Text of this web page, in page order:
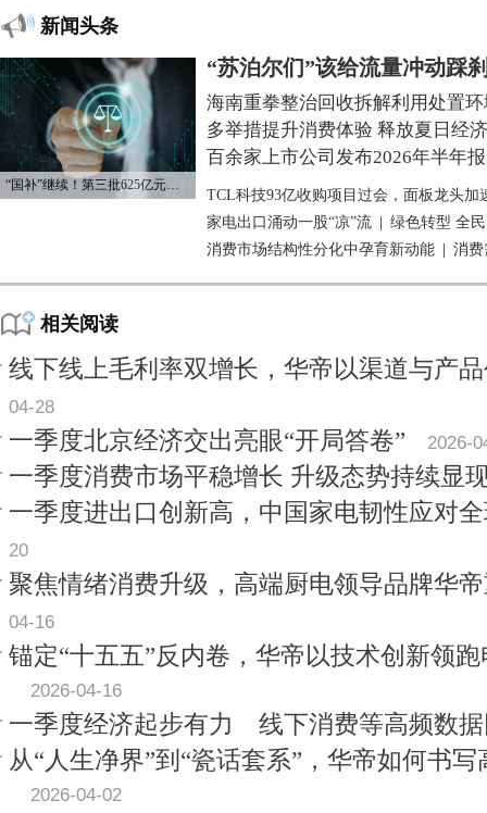
新闻头条
“国补”继续！第三批625亿元资金已下达
“苏泊尔们”该给流量冲动踩
海南重拳整治回收拆解利用处置
多举措提升消费体验 释放夏日经
百余家上市公司发布2026年半年报
TCL科技93亿收购项目过会，面板龙头加
家电出口涌动一股“凉”流
绿色转型 全
消费市场结构性分化中孕育新动能
消费
相关阅读
线下线上毛利率双增长，华帝以渠道与产
04-28
一季度北京经济交出亮眼“开局答卷” 2026-
一季度消费市场平稳增长 升级态势持续显
一季度进出口创新高，中国家电韧性应对
20
聚焦情绪消费升级，高端厨电领导品牌华
04-16
锚定“十五五”反内卷，华帝以技术创新领
2026-04-16
一季度经济起步有力 线下消费等高频数
从“人生净界”到“瓷话套系”，华帝如何书
2026-04-02